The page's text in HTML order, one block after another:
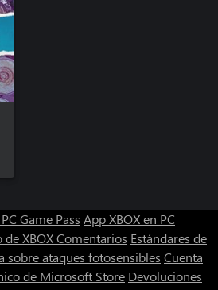
Game Pass App XBOX en PC
XBOXComentarios Estándares de
sobre ataques fotosensibles Cuenta
de Microsoft Store Devoluciones